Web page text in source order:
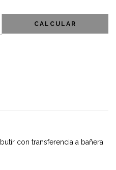
CALCULAR
con transferencia a bañera